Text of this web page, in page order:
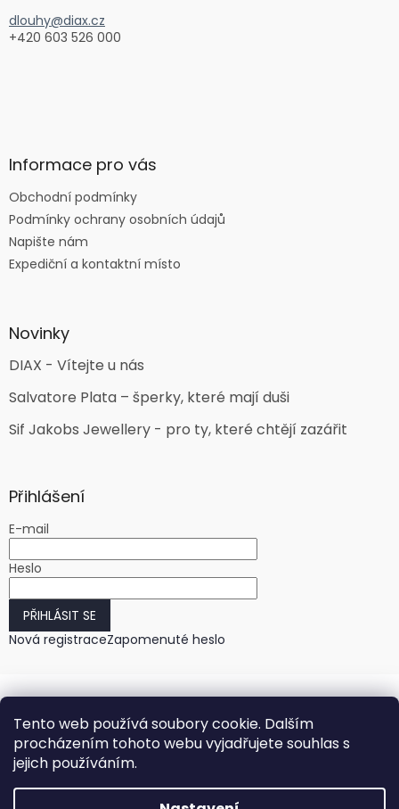
Tento web používá soubory cookie. Dalším
procházením tohoto webu vyjadřujete souhlas s
jejich používáním.
dlouhy@diax.cz
+420 603 526 000
Informace pro vás
Obchodní podmínky
Podmínky ochrany osobních údajů
Napište nám
Expediční a kontaktní místo
Novinky
DIAX - Vítejte u nás
Salvatore Plata – šperky, které mají duši
Sif Jakobs Jewellery - pro ty, které chtějí zazářit
Přihlášení
E-mail
Heslo
PŘIHLÁSIT SE
Nová registraceZapomenuté heslo